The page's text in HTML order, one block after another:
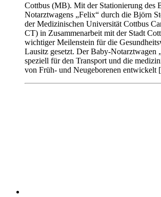
Cottbus (MB). Mit der Stationierung des
Notarztwagens „Felix“ durch die Björn
der Medizinischen Universität Cottbus
CT) in Zusammenarbeit mit der Stadt
wichtiger Meilenstein für die
Lausitz gesetzt. Der Baby-Notarztwagen
speziell für den Transport und die
von Früh- und Neugeborenen